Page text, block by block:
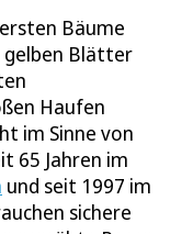
Bäume
gelben Blätter
Haufen
im Sinne von
65 Jahren im
und seit 1997 im
sichere